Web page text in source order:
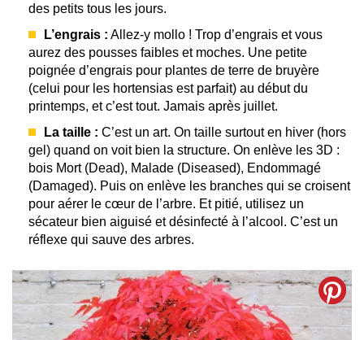
des petits tous les jours.
L’engrais : Allez-y mollo ! Trop d’engrais et vous
aurez des pousses faibles et moches. Une petite
poignée d’engrais pour plantes de terre de bruyère
(celui pour les hortensias est parfait) au début du
printemps, et c’est tout. Jamais après juillet.
La taille : C’est un art. On taille surtout en hiver (hors
gel) quand on voit bien la structure. On enlève les 3D :
bois Mort (Dead), Malade (Diseased), Endommagé
(Damaged). Puis on enlève les branches qui se croisent
pour aérer le cœur de l’arbre. Et pitié, utilisez un
sécateur bien aiguisé et désinfecté à l’alcool. C’est un
réflexe qui sauve des arbres.